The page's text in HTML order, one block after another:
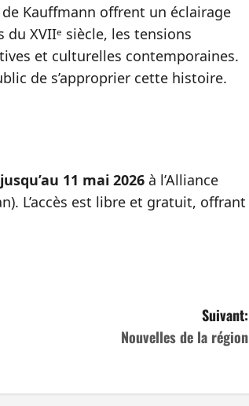
Kauffmann offrent un éclairage
XVIIᵉ siècle, les tensions
et culturelles contemporaines.
de s’approprier cette histoire.
11 mai 2026 à l’Alliance
L’accès est libre et gratuit, offrant
Suivant:
Nouvelles de la région